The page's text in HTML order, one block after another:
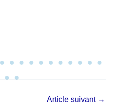
Article suivant →